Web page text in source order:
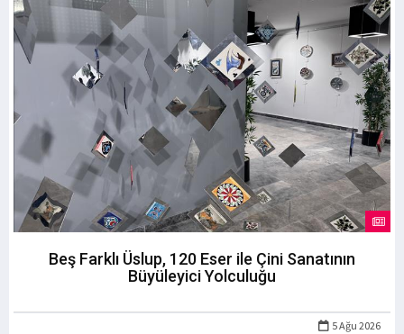
Beş Farklı Üslup, 120 Eser ile Çini Sanatının
Büyüleyici Yolculuğu
5 Ağu 2026